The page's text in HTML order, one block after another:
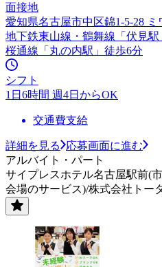
面接地
愛知県名古屋市中区錦1-5-28 ミ
地下鉄東山線・鶴舞線「伏見駅
桜通線「丸の内駅」徒歩6分
シフト
1日6時間 週4日からOK
交通費支給
詳細を見る
応募画面に進む
アルバイト・パート
サイプレスホテル名古屋駅前(
会場のサービス)/株式会社トー